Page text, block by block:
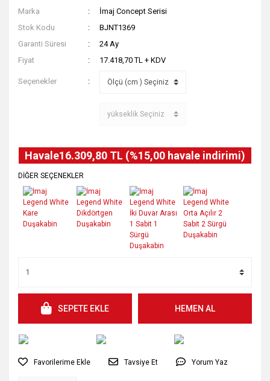
Marka
İmaj Concept Serisi
Stok Kodu
BJNT1369
Garanti Süresi
24 Ay
Fiyat
17.418,70 TL + KDV
Seçenekler
Havale16.309,80 TL (%15,00 havale indirimi)
DİĞER SEÇENEKLER
SEPETE EKLE HEMEN AL
Tavsiye Et Yorum Yaz